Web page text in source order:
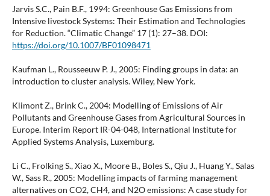
Jarvis S.C., Pain B.F., 1994: Greenhouse Gas Emissions from
Intensive livestock Systems: Their Estimation and Technologies
for Reduction. “Climatic Change” 17 (1): 27–38. DOI:
https://doi.org/10.1007/BF01098471
Kaufman L., Rousseeuw P. J., 2005: Finding groups in data: an
introduction to cluster analysis. Wiley, New York.
Klimont Z., Brink C., 2004: Modelling of Emissions of Air
Pollutants and Greenhouse Gases from Agricultural Sources in
Europe. Interim Report IR-04-048, International Institute for
Applied Systems Analysis, Luxemburg.
Li C., Frolking S., Xiao X., Moore B., Boles S., Qiu J., Huang Y., Salas
W., Sass R., 2005: Modelling impacts of farming management
alternatives on CO2, CH4, and N2O emissions: A case study for